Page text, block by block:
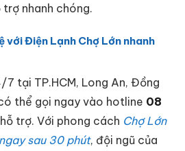
nhanh chóng.
với Điện Lạnh Chợ Lớn nhanh
tại TP.HCM, Long An, Đồng
thể gọi ngay vào hotline 08
trợ. Với phong cách Chợ Lớn
sau 30 phút, đội ngũ của